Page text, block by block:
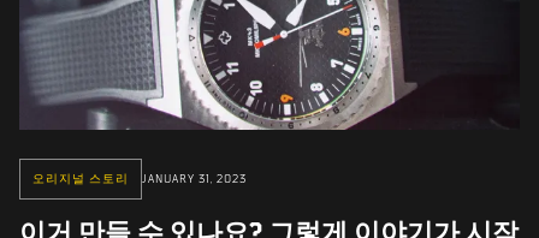
오리지널 스토리 JANUARY 31, 2023